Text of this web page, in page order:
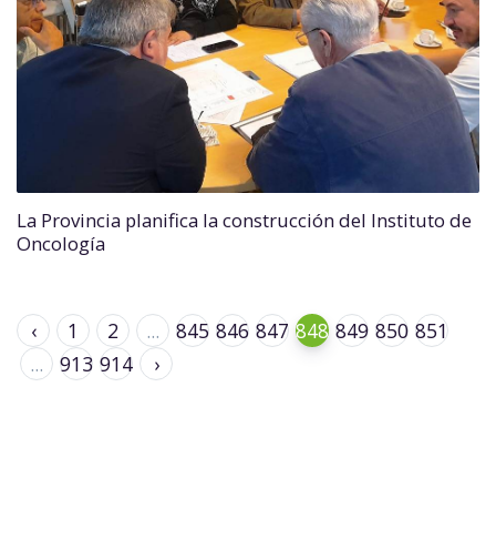
La Provincia planifica la construcción del Instituto de
Oncología
‹ 1 2 ... 845 846 847 848 849 850 851
...
913 914 ›